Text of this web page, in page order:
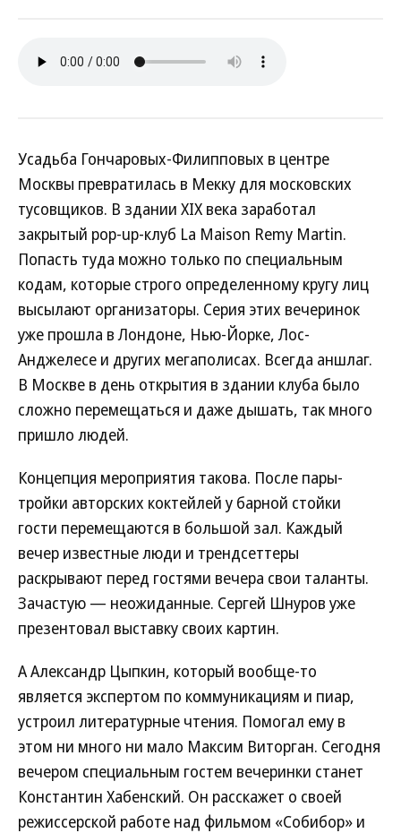
Усадьба Гончаровых-Филипповых в центре
Москвы превратилась в Мекку для московских
тусовщиков. В здании XIX века заработал
закрытый pop-up-клуб La Maison Remy Martin.
Попасть туда можно только по специальным
кодам, которые строго определенному кругу лиц
высылают организаторы. Серия этих вечеринок
уже прошла в Лондоне, Нью-Йорке, Лос-
Анджелесе и других мегаполисах. Всегда аншлаг.
В Москве в день открытия в здании клуба было
сложно перемещаться и даже дышать, так много
пришло людей.
Концепция мероприятия такова. После пары-
тройки авторских коктейлей у барной стойки
гости перемещаются в большой зал. Каждый
вечер известные люди и трендсеттеры
раскрывают перед гостями вечера свои таланты.
Зачастую — неожиданные. Сергей Шнуров уже
презентовал выставку своих картин.
А Александр Цыпкин, который вообще-то
является экспертом по коммуникациям и пиар,
устроил литературные чтения. Помогал ему в
этом ни много ни мало Максим Виторган. Сегодня
вечером специальным гостем вечеринки станет
Константин Хабенский. Он расскажет о своей
режиссерской работе над фильмом «Собибор» и